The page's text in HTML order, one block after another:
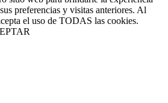
preferencias y visitas anteriores. Al
el uso de TODAS las cookies.